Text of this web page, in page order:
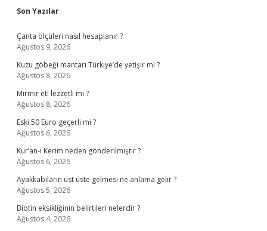
Sidebar
Son Yazılar
Çanta ölçüleri nasıl hesaplanır ?
Ağustos 9, 2026
Kuzu göbeği mantarı Türkiye’de yetişir mi ?
Ağustos 8, 2026
Mırmır eti lezzetli mi ?
Ağustos 8, 2026
Eski 50 Euro geçerli mi ?
Ağustos 6, 2026
Kur’an-ı Kerim neden gönderilmiştir ?
Ağustos 6, 2026
Ayakkabıların üst üste gelmesi ne anlama gelir ?
Ağustos 5, 2026
Biotin eksikliğinin belirtileri nelerdir ?
Ağustos 4, 2026